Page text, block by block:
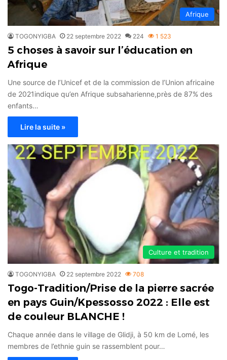
Afrique
TOGONYIGBA 22 septembre 2022 224 1 523
5 choses à savoir sur l’éducation en
Afrique
Une source de l’Unicef et de la commission de l’Union africaine
de 2021indique qu’en Afrique subsaharienne,près de 87% des
enfants…
Lire la suite »
Culture et tradition
TOGONYIGBA 22 septembre 2022 708
Togo-Tradition/Prise de la pierre sacrée
en pays Guin/Kpessosso 2022 : Elle est
de couleur BLANCHE !
Chaque année dans le village de Glidji, à 50 km de Lomé, les
membres de l’ethnie guin se rassemblent pour…